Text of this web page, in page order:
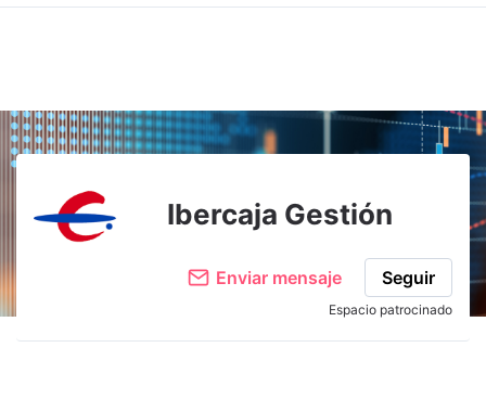
Ibercaja Gestión
Enviar mensaje Seguir
Espacio patrocinado